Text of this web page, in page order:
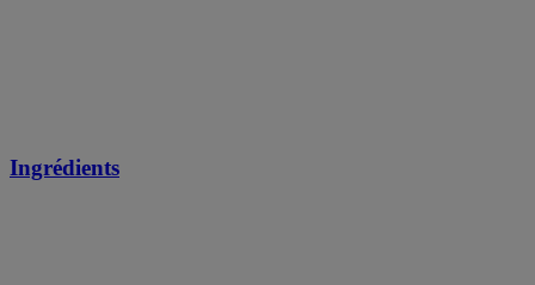
Ingrédients